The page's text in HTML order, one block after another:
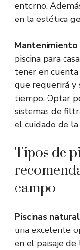
entorno.
en la estética
Mantenimiento
piscina para
tener en
que requerirá y
tiempo. Optar
sistemas de
el cuidado de la
Tipos de
campo
Piscinas
una excelente
en el paisaje de